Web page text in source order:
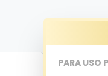
PARA USO